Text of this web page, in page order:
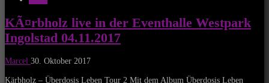
KÃ¤rbholz live in der Eventhalle Westpark
Ingolstad 04.11.2017
Marcel 30. Oktober 2017
Kärbholz – Überdosis Leben Tour 2 Mit dem Album Überdosis Leben